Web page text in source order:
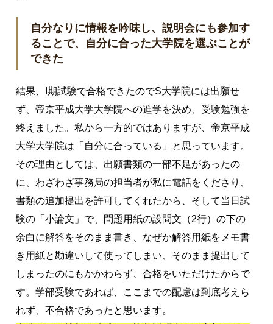
自分なりに情報を吟味し、説明会にも参加す
ることで、自分に合った大学院を選ぶことが
できた
結果、I期試験で合格できたのでS大学院には出願せ
ず、帝京平成大学大学院への進学を決め、受験勉強を
終えました。私から一方的ではありますが、帝京平成
大学大学院は「自分に合っている」と思っています。
その理由としては、出願書類の一部不足があったの
に、わざわざ事務局の担当者が私に電話をくださり、
書類の追加提出を許可してくれたから、そして当日試
験の「小論文」で、問題用紙の設問文（2行）の下の
余白に解答をそのまま書き、なぜか解答用紙をメモ書
き用紙と勘違いして使ってしまい、そのまま提出して
しまったのにもかかわらず、合格をいただけたからで
す。学部受験であれば、ここまでの配慮は到底考えら
れず、不合格であったと思います。